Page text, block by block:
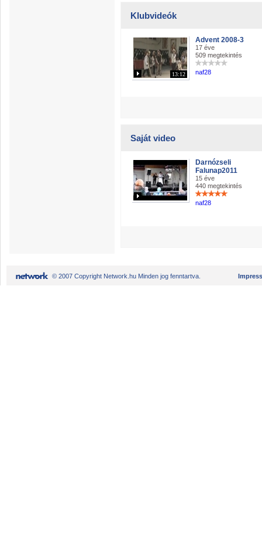
Klubvideók
13:12
Advent 2008-3
17 éve
509 megtekintés
naf28
Saját video
Darnózseli
Falunap2011
15 éve
440 megtekintés
naf28
© 2007 Copyright Network.hu Minden jog fenntartva.